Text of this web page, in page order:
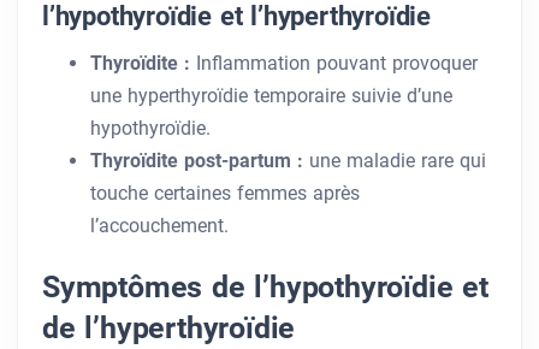
l’hypothyroïdie et l’hyperthyroïdie
Thyroïdite : Inflammation pouvant provoquer
une hyperthyroïdie temporaire suivie d’une
hypothyroïdie.
Thyroïdite post-partum : une maladie rare qui
touche certaines femmes après
l’accouchement.
Symptômes de l’hypothyroïdie et
de l’hyperthyroïdie